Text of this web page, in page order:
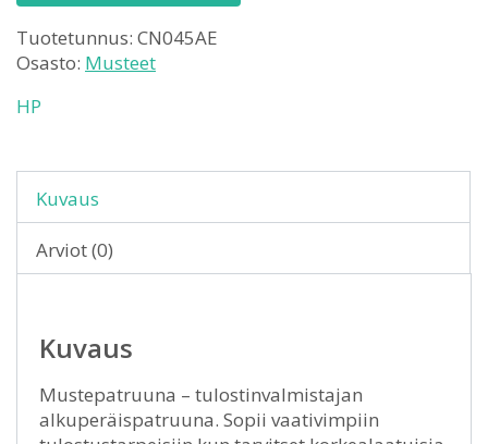
Tuotetunnus: CN045AE
Osasto: Musteet
HP
Kuvaus
Arviot (0)
Kuvaus
Mustepatruuna – tulostinvalmistajan
alkuperäispatruuna. Sopii vaativimpiin